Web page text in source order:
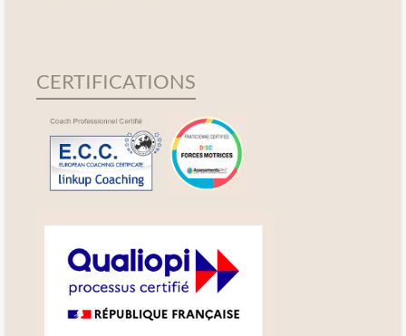
CERTIFICATIONS